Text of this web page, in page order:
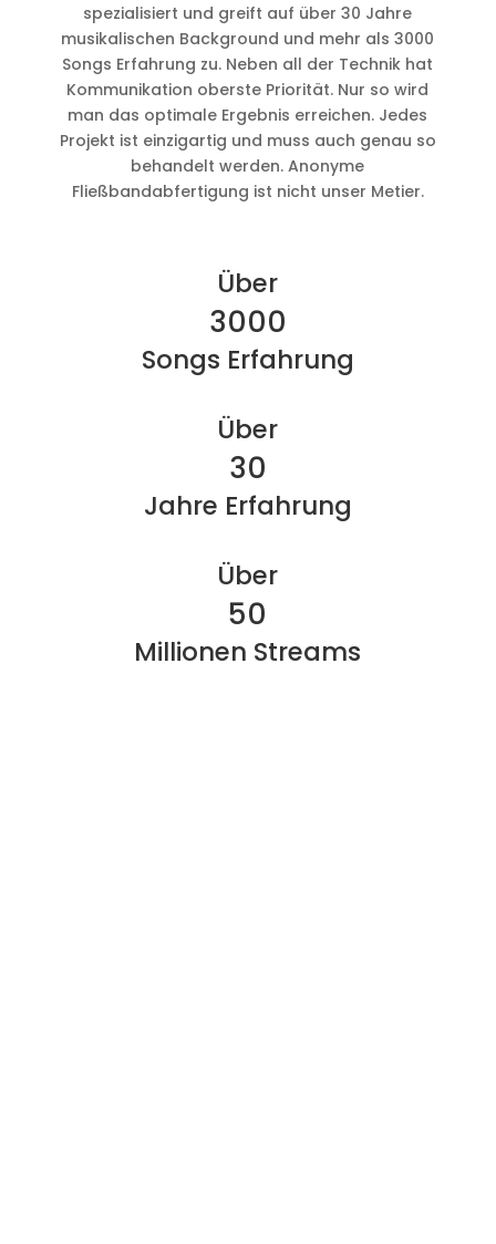
spezialisiert und greift auf über 30 Jahre
musikalischen Background und mehr als 3000
Songs Erfahrung zu. Neben all der Technik hat
Kommunikation oberste Priorität. Nur so wird
man das optimale Ergebnis erreichen. Jedes
Projekt ist einzigartig und muss auch genau so
behandelt werden. Anonyme
Fließbandabfertigung ist nicht unser Metier.
Über
3000
Songs Erfahrung
Über
30
Jahre Erfahrung
Über
50
Millionen Streams